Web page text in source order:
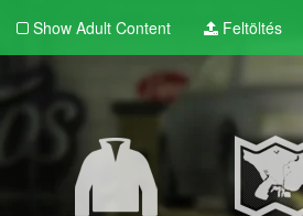
Show Adult Content Feltöltés